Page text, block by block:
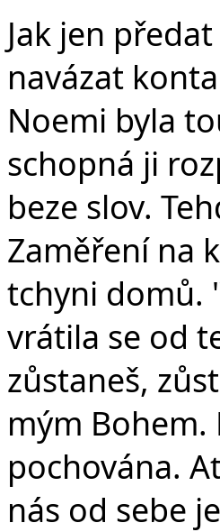
Jak jen
navázat
Noemi byla
schopná ji
beze slov.
Zaměření na
tchyni domů.
vrátila se od
zůstaneš,
mým
pochována.
nás od sebe